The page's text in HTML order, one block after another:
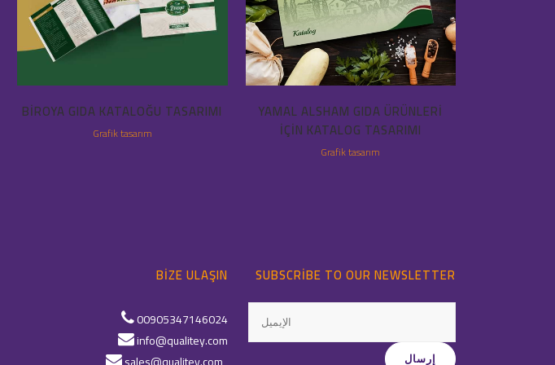
BIROYA GIDA KATALOĞU TASARIMI
Grafik tasarım
YAMAL ALSHAM GIDA ÜRÜNLERI
IÇIN KATALOG TASARIMI
Grafik tasarım
BIZE ULAŞIN
00905347146024
info@qualitey.com
SUBSCRIBE TO OUR NEWSLETTER